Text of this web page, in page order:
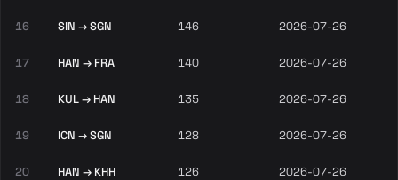
16 SIN → SGN 146 2026-07-26
17 HAN → FRA 140 2026-07-26
18 KUL → HAN 135 2026-07-26
19 ICN → SGN 128 2026-07-26
20 HAN → KHH 126 2026-07-26